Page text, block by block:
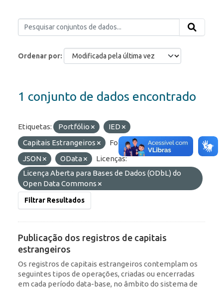
Ordenar por
1 conjunto de dados encontrado
Etiquetas: Portfólio
IED
Capitais Estrangeiros
Formatos:
HTML
JSON
OData
Licenças:
Licença Aberta para Bases de Dados (ODbL) do
Open Data Commons
Filtrar Resultados
Publicação dos registros de capitais
estrangeiros
Os registros de capitais estrangeiros contemplam os
seguintes tipos de operações, criadas ou encerradas
em cada período data-base, no âmbito do sistema de